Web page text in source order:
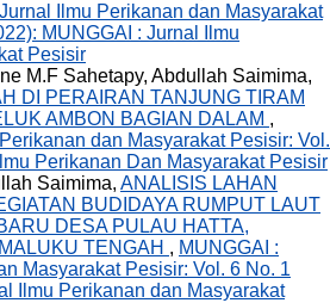
Ilmu Perikanan dan Masyarakat
MUNGGAI : Jurnal Ilmu
Pesisir
M.F Sahetapy, Abdullah Saimima,
DI PERAIRAN TANJUNG TIRAM
AMBON BAGIAN DALAM ,
dan Masyarakat Pesisir: Vol.
Perikanan Dan Masyarakat Pesisir
Saimima, ANALISIS LAHAN
BUDIDAYA RUMPUT LAUT
DESA PULAU HATTA,
TENGAH , MUNGGAI :
Masyarakat Pesisir: Vol. 6 No. 1
Ilmu Perikanan dan Masyarakat